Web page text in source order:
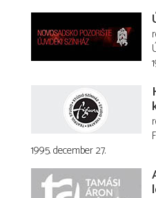
1995. december 27.